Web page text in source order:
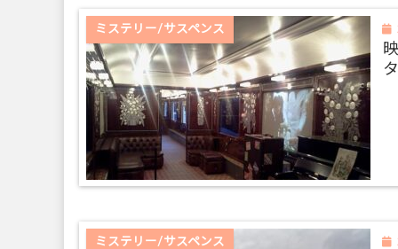
ミステリー/サスペンス
ミステリー/サスペンス